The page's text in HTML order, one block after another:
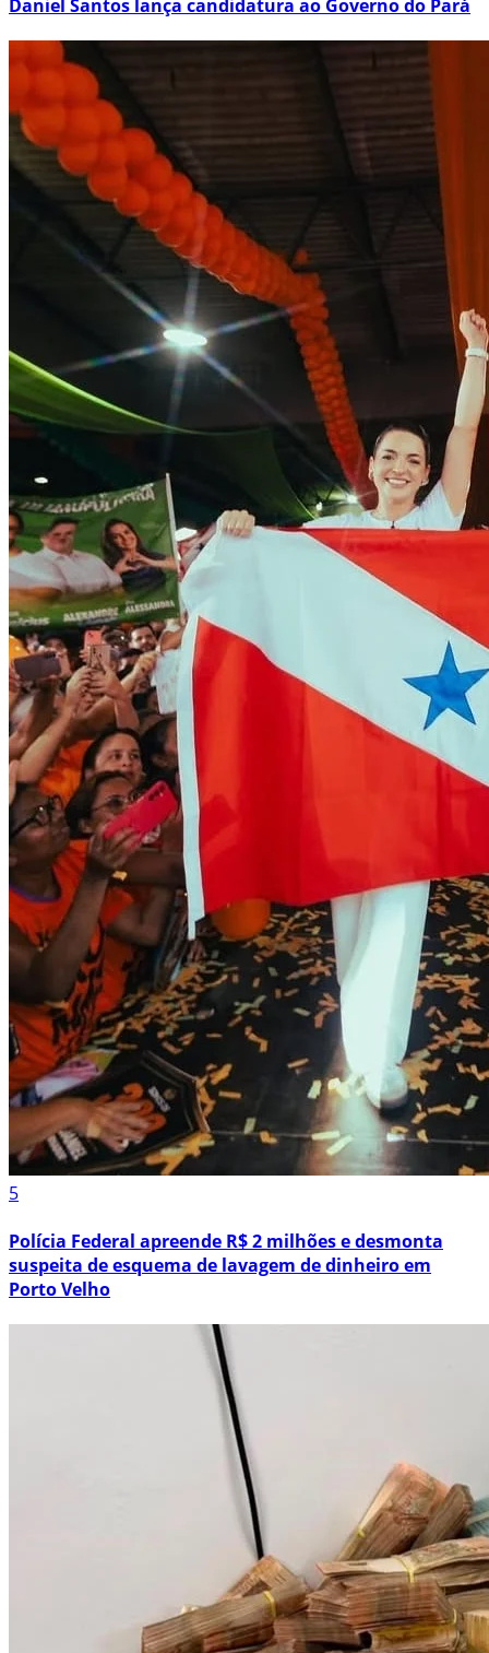
Daniel Santos lança candidatura ao Governo do Pará
5
Polícia Federal apreende R$ 2 milhões e desmonta
suspeita de esquema de lavagem de dinheiro em
Porto Velho